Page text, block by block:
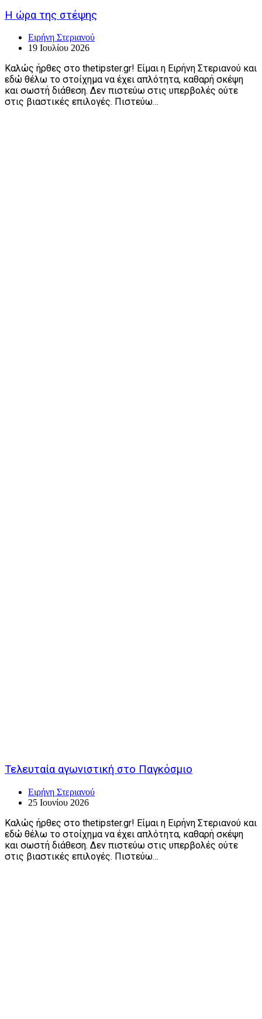
Η ώρα της στέψης
Ειρήνη Στεριανού
19 Ιουλίου 2026
Καλώς ήρθες στο thetipster.gr! Είμαι η Ειρήνη Στεριανού και
εδώ θέλω το στοίχημα να έχει απλότητα, καθαρή σκέψη
και σωστή διάθεση. Δεν πιστεύω στις υπερβολές ούτε
στις βιαστικές επιλογές. Πιστεύω…
Τελευταία αγωνιστική στο Παγκόσμιο
Ειρήνη Στεριανού
25 Ιουνίου 2026
Καλώς ήρθες στο thetipster.gr! Είμαι η Ειρήνη Στεριανού και
εδώ θέλω το στοίχημα να έχει απλότητα, καθαρή σκέψη
και σωστή διάθεση. Δεν πιστεύω στις υπερβολές ούτε
στις βιαστικές επιλογές. Πιστεύω…